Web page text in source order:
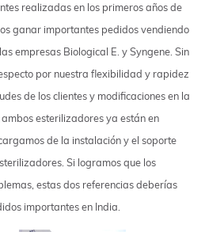
realizadas en los primeros años de
ganar importantes pedidos vendiendo
empresas Biological E. y Syngene. Sin
por nuestra flexibilidad y rapidez
de los clientes y modificaciones en la
esterilizadores ya están en
de la instalación y el soporte
Si logramos que los
estas dos referencias deberías
importantes en India.